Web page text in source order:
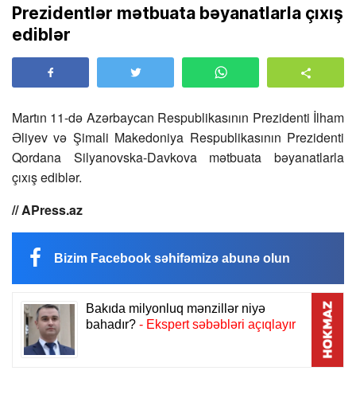
Prezidentlər mətbuata bəyanatlarla çıxış
ediblər
Martın 11-də Azərbaycan Respublikasının Prezidenti İlham
Əliyev və Şimali Makedoniya Respublikasının Prezidenti
Qordana Silyanovska-Davkova mətbuata bəyanatlarla
çıxış ediblər.
// APress.az
Bizim Facebook səhifəmizə abunə olun